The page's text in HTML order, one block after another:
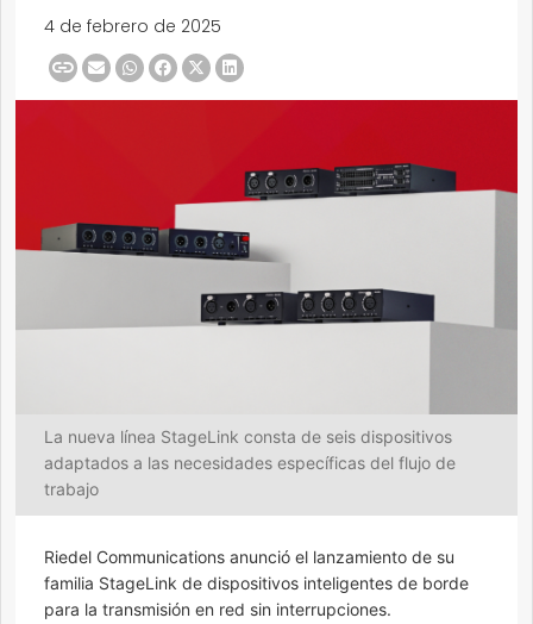
4 de febrero de 2025
La nueva línea StageLink consta de seis dispositivos
adaptados a las necesidades específicas del flujo de
trabajo
Riedel Communications anunció el lanzamiento de su
familia StageLink de dispositivos inteligentes de borde
para la transmisión en red sin interrupciones.